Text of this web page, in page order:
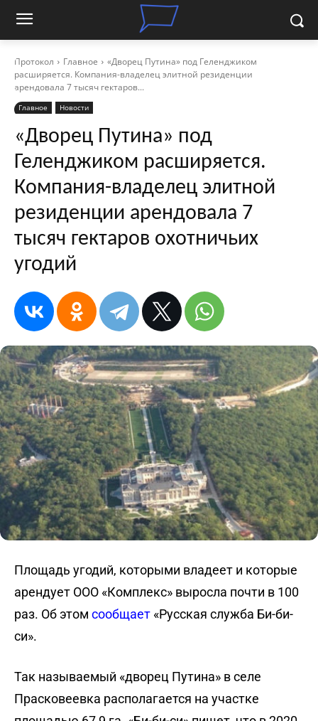
Протокол Главное
«Дворец Путина» под Геленджиком
расширяется. Компания-владелец элитной резиденции
арендовала 7 тысяч гектаров...
Главное Новости
«Дворец Путина» под
Геленджиком расширяется.
Компания-владелец элитной
резиденции арендовала 7
тысяч гектаров охотничьих
угодий
Площадь угодий, которыми владеет и которые
арендует ООО «Комплекс» выросла почти в 100
раз. Об этом сообщает «Русская служба Би-би-
си».
Так называемый «дворец Путина» в селе
Прасковеевка располагается на участке